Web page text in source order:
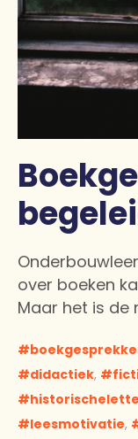
over boeken
Maar het is
didactiek,
leesmotivatie,